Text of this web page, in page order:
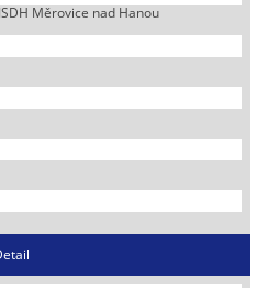
Měrovice nad Hanou